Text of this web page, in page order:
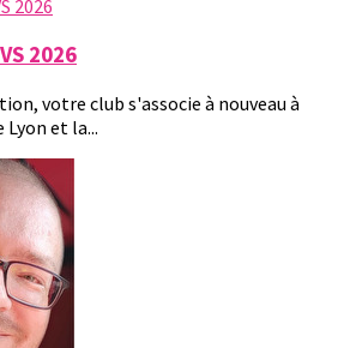
2026
votre club s'associe à nouveau à
Lyon et la...